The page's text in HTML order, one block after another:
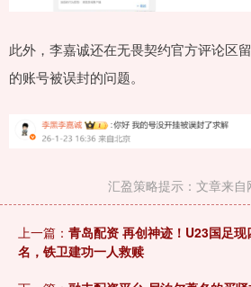
此外，李嘉诚还在无畏契约官方评论区
的账号被误封的问题。
汇盈策略提示：文章来自
上一篇： 青岛配资 再创神迹！U23国足
名，铁卫建功一人救赎